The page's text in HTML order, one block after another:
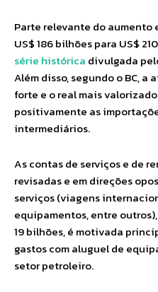
Parte relevante do aumento
US$ 186 bilhões para US$
série histórica divulgada
Além disso, segundo o BC,
forte e o real mais
positivamente as
intermediários.
As contas de serviços e de
revisadas e em direções
serviços (viagens
equipamentos, entre
19 bilhões, é motivada
gastos com aluguel de
setor petroleiro.